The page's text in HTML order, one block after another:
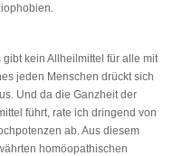
kein Allheilmittel für alle mit
jeden Menschen drückt sich
Und da die Ganzheit der
führt, rate ich dringend von
ab. Aus diesem
homöopathischen